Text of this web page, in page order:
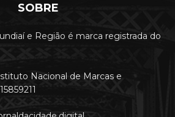
SOBRE
e Região é marca registrada do
Nacional de Marcas e